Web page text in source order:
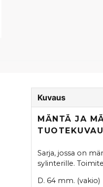
Kuvaus
MÄNTÄ JA
Sarja, jossa on
sylinterille.
D. 64 mm. (vakio)